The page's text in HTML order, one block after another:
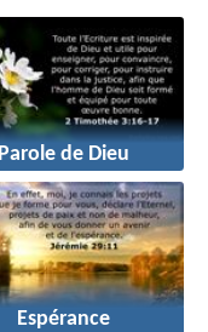
Parole de Dieu
Espérance